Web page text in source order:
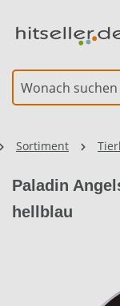
Sortiment
Paladin
hellblau